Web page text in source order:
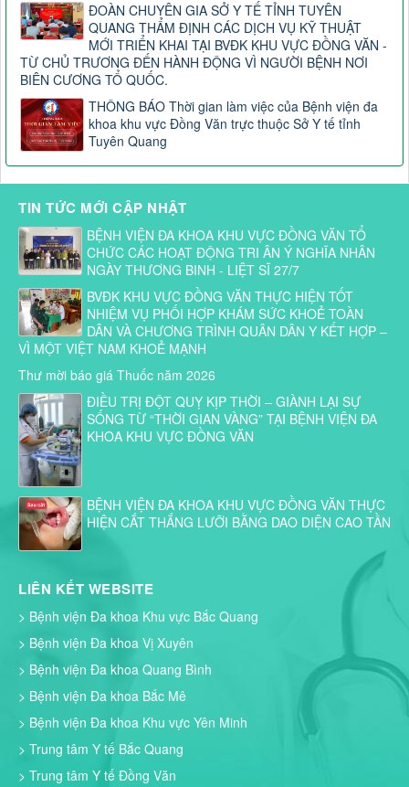
ĐOÀN CHUYÊN GIA SỞ Y TẾ TỈNH TUYÊN
QUANG THẨM ĐỊNH CÁC DỊCH VỤ KỸ THUẬT
MỚI TRIỂN KHAI TẠI BVĐK KHU VỰC ĐỒNG VĂN -
TỪ CHỦ TRƯƠNG ĐẾN HÀNH ĐỘNG VÌ NGƯỜI BỆNH NƠI
BIÊN CƯƠNG TỔ QUỐC.
THÔNG BÁO Thời gian làm việc của Bệnh viện đa
khoa khu vực Đồng Văn trực thuộc Sở Y tế tỉnh
Tuyên Quang
TIN TỨC MỚI CẬP NHẬT
BỆNH VIỆN ĐA KHOA KHU VỰC ĐỒNG VĂN TỔ
CHỨC CÁC HOẠT ĐỘNG TRI ÂN Ý NGHĨA NHÂN
NGÀY THƯƠNG BINH - LIỆT SĨ 27/7
BVĐK KHU VỰC ĐỒNG VĂN THỰC HIỆN TỐT
NHIỆM VỤ PHỐI HỢP KHÁM SỨC KHOẺ TOÀN
DÂN VÀ CHƯƠNG TRÌNH QUÂN DÂN Y KẾT HỢP –
VÌ MỘT VIỆT NAM KHOẺ MẠNH
Thư mời báo giá Thuốc năm 2026
ĐIỀU TRỊ ĐỘT QUỴ KỊP THỜI – GIÀNH LẠI SỰ
SỐNG TỪ “THỜI GIAN VÀNG” TẠI BỆNH VIỆN ĐA
KHOA KHU VỰC ĐỒNG VĂN
BỆNH VIỆN ĐA KHOA KHU VỰC ĐỒNG VĂN THỰC
HIỆN CẮT THẮNG LƯỠI BẰNG DAO DIỆN CAO TẦN
LIÊN KẾT WEBSITE
> Bệnh viện Đa khoa Khu vực Bắc Quang
> Bệnh viện Đa khoa Vị Xuyên
> Bệnh viện Đa khoa Quang Bình
> Bệnh viện Đa khoa Bắc Mê
> Bệnh viện Đa khoa Khu vực Yên Minh
> Trung tâm Y tế Bắc Quang
> Trung tâm Y tế Đồng Văn